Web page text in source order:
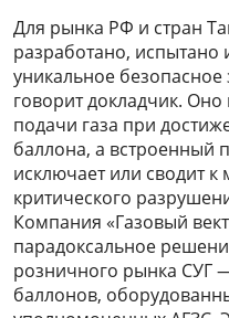
Для рынка РФ и стран
разработано, испытано
уникальное безопасное
говорит докладчик.
подачи газа при
баллона, а встроенный
исключает или сводит
критического
Компания «Газовый
парадоксальное
розничного рынка СУГ
баллонов,